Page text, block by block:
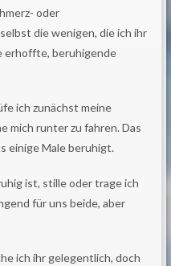
oder
die wenigen, die ich ihr
erhoffte, beruhigende
ich zunächst meine
mich runter zu fahren. Das
einige Male beruhigt.
ist, stille oder trage ich
für uns beide, aber
ich ihr gelegentlich, doch